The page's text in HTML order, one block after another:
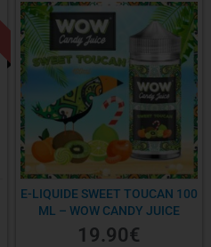
E-LIQUIDE SWEET TOUCAN 100
ML – WOW CANDY JUICE
19.90€